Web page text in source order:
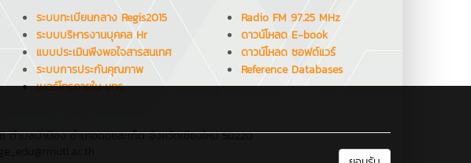
ระบบทะเบียนกลาง Regis2015
ระบบบริหารงานบุคคล Hr
แบบประเมินพึงพอใจสารสนเทศ
ระบบการประกันคุณภาพ
เบอร์โทรภายใน มทร.
Radio FM 97.25 MHz
ดาวน์โหลด E-book
ดาวน์โหลด ซอฟต์แวร์
Reference Databases
ตำบลป่าป้อง อำเภอดอยสะเก็ด จังหวัดเชียงใหม่ 50220